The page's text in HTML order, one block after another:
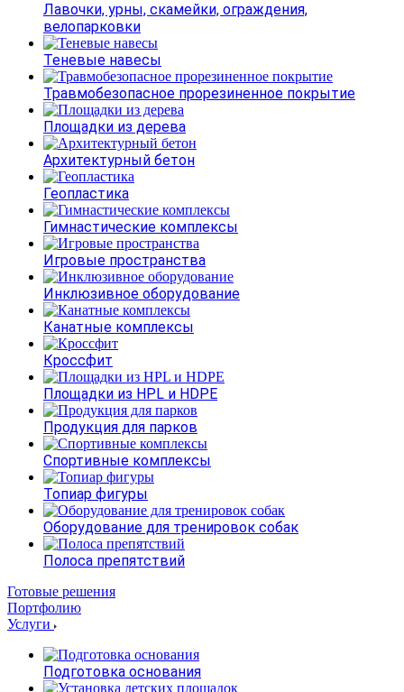
Лавочки, урны, скамейки, ограждения,
велопарковки
Теневые навесы
Травмобезопасное прорезиненное покрытие
Площадки из дерева
Архитектурный бетон
Геопластика
Гимнастические комплексы
Игровые пространства
Инклюзивное оборудование
Канатные комплексы
Кроссфит
Площадки из HPL и HDPE
Продукция для парков
Спортивные комплексы
Топиар фигуры
Оборудование для тренировок собак
Полоса препятствий
Готовые решения
Портфолию
Услуги
Подготовка основания